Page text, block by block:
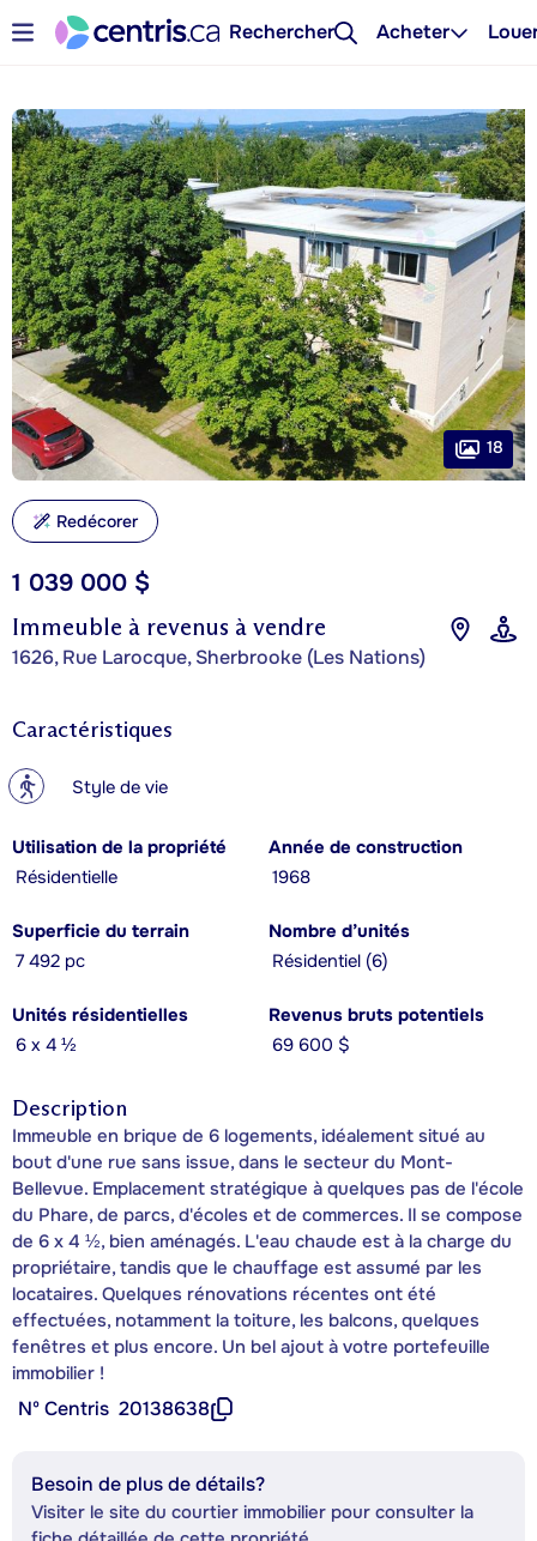
Rechercher Acheter
Immeuble à revenus à vendre
1626, Rue Larocque, Sherbrooke (Les Nations)
1 039 000 $
18
Redécorer
Caractéristiques
? Style de vie
Utilisation de la propriété
Résidentielle
Année de construction
1968
Superficie du terrain
7 492 pc
Nombre d’unités
Résidentiel (6)
Unités résidentielles
6 x 4 ½
Revenus bruts potentiels
69 600 $
Description
Immeuble en brique de 6 logements, idéalement situé au
bout d'une rue sans issue, dans le secteur du Mont-
Bellevue. Emplacement stratégique à quelques pas de l'école
du Phare, de parcs, d'écoles et de commerces. Il se compose
de 6 x 4 ½, bien aménagés. L'eau chaude est à la charge du
propriétaire, tandis que le chauffage est assumé par les
locataires. Quelques rénovations récentes ont été
effectuées, notamment la toiture, les balcons, quelques
fenêtres et plus encore. Un bel ajout à votre portefeuille
immobilier !
Nº Centris 20138638
Besoin de plus de détails?
Visiter le site du courtier immobilier pour consulter la